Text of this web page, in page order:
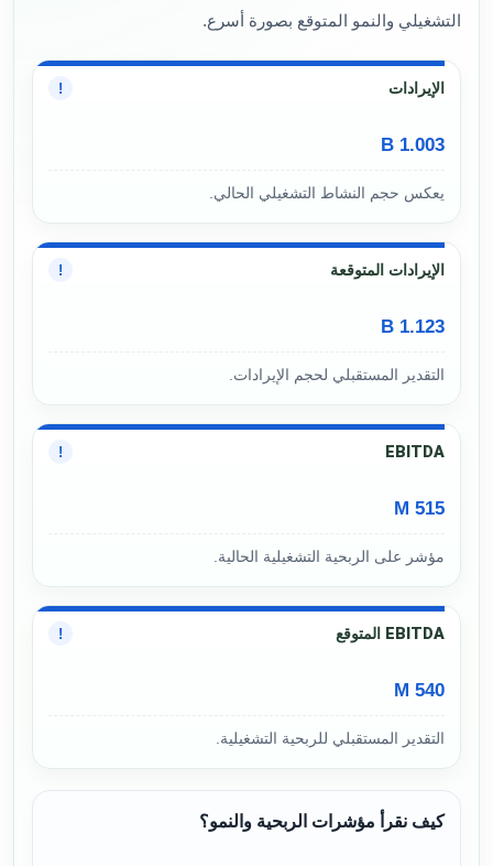
التشغيلي والنمو المتوقع بصورة أسرع.
الإيرادات !
1.003 B
يعكس حجم النشاط التشغيلي الحالي.
الإيرادات المتوقعة !
1.123 B
التقدير المستقبلي لحجم الإيرادات.
EBITDA
!
515 M
مؤشر على الربحية التشغيلية الحالية.
EBITDA المتوقع !
540 M
التقدير المستقبلي للربحية التشغيلية.
كيف نقرأ مؤشرات الربحية والنمو؟